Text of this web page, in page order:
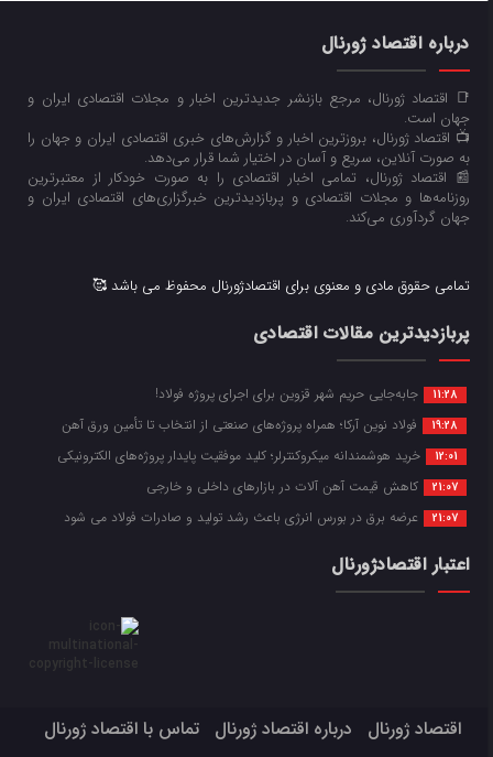
درباره اقتصاد ژورنال
📑 اقتصاد ژورنال، مرجع بازنشر جدیدترین اخبار و مجلات اقتصادی ایران و
جهان است.
📺 اقتصاد ژورنال، بروزترین اخبار و گزارش‌های خبری اقتصادی ایران و جهان را
به صورت آنلاین، سریع و آسان در اختیار شما قرار می‌‌دهد.
📰 اقتصاد ژورنال، تمامی اخبار اقتصادی را به صورت خودکار از معتبرترین
روزنامه‌ها و مجلات اقتصادی و پربازدیدترین خبرگزاری‌های اقتصادی ایران و
جهان گردآوری می‌کند.
تمامی حقوق مادی و معنوی برای اقتصادژورنال محفوظ می باشد 🥰
پربازدیدترین مقالات اقتصادی
11:28 جابه‌جایی حریم شهر قزوین برای اجرای پروژه فولاد!
19:28 فولاد نوین آرکا؛ همراه پروژه‌های صنعتی از انتخاب تا تأمین ورق آهن
12:01 خرید هوشمندانه میکروکنترلر؛ کلید موفقیت پایدار پروژه‌های الکترونیکی
21:07 کاهش قیمت آهن آلات در بازارهای داخلی و خارجی
21:07 عرضه برق در بورس انرژی باعث رشد تولید و صادرات فولاد می شود
اعتبار اقتصادژورنال
اقتصاد ژورنال درباره اقتصاد ژورنال تماس با اقتصاد ژورنال